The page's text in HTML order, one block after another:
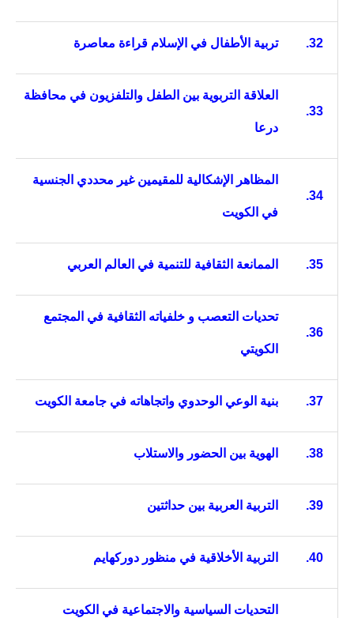
32. تربية الأطفال في الإسلام قراءة معاصرة
33.
العلاقة التربوية بين الطفل والتلفزيون في محافظة
درعا
34.
المظاهر الإشكالية للمقيمين غير محددي الجنسية
في الكويت
35. الممانعة الثقافية للتنمية في العالم العربي
36.
تحديات التعصب و خلفياته الثقافية في المجتمع
الكويتي
37. بنية الوعي الوحدوي واتجاهاته في جامعة الكويت
38. الهوية بين الحضور والاستلاب
39. التربية العربية بين حداثتين
40. التربية الأخلاقية في منظور دوركهايم
التحديات السياسية والاجتماعية في الكويت